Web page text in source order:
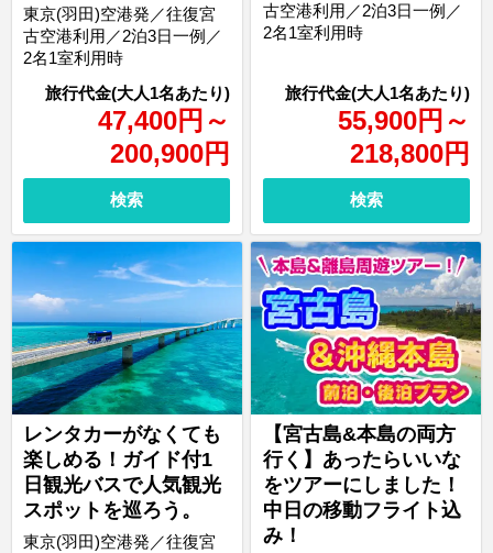
47,400円 ～
200,900円
東京(羽田)空港発／往復宮
古空港利用／2泊3日一例／
2名1室利用時
検索
55,900円 ～
218,800円
古空港利用／2泊3日一例／
2名1室利用時
検索
レンタカーがなくても
楽しめる！ガイド付1
日観光バスで人気観光
スポットを巡ろう。
東京(羽田)空港発／往復宮
【宮古島&本島の両方
行く】あったらいいな
をツアーにしました！
中日の移動フライト込
み！